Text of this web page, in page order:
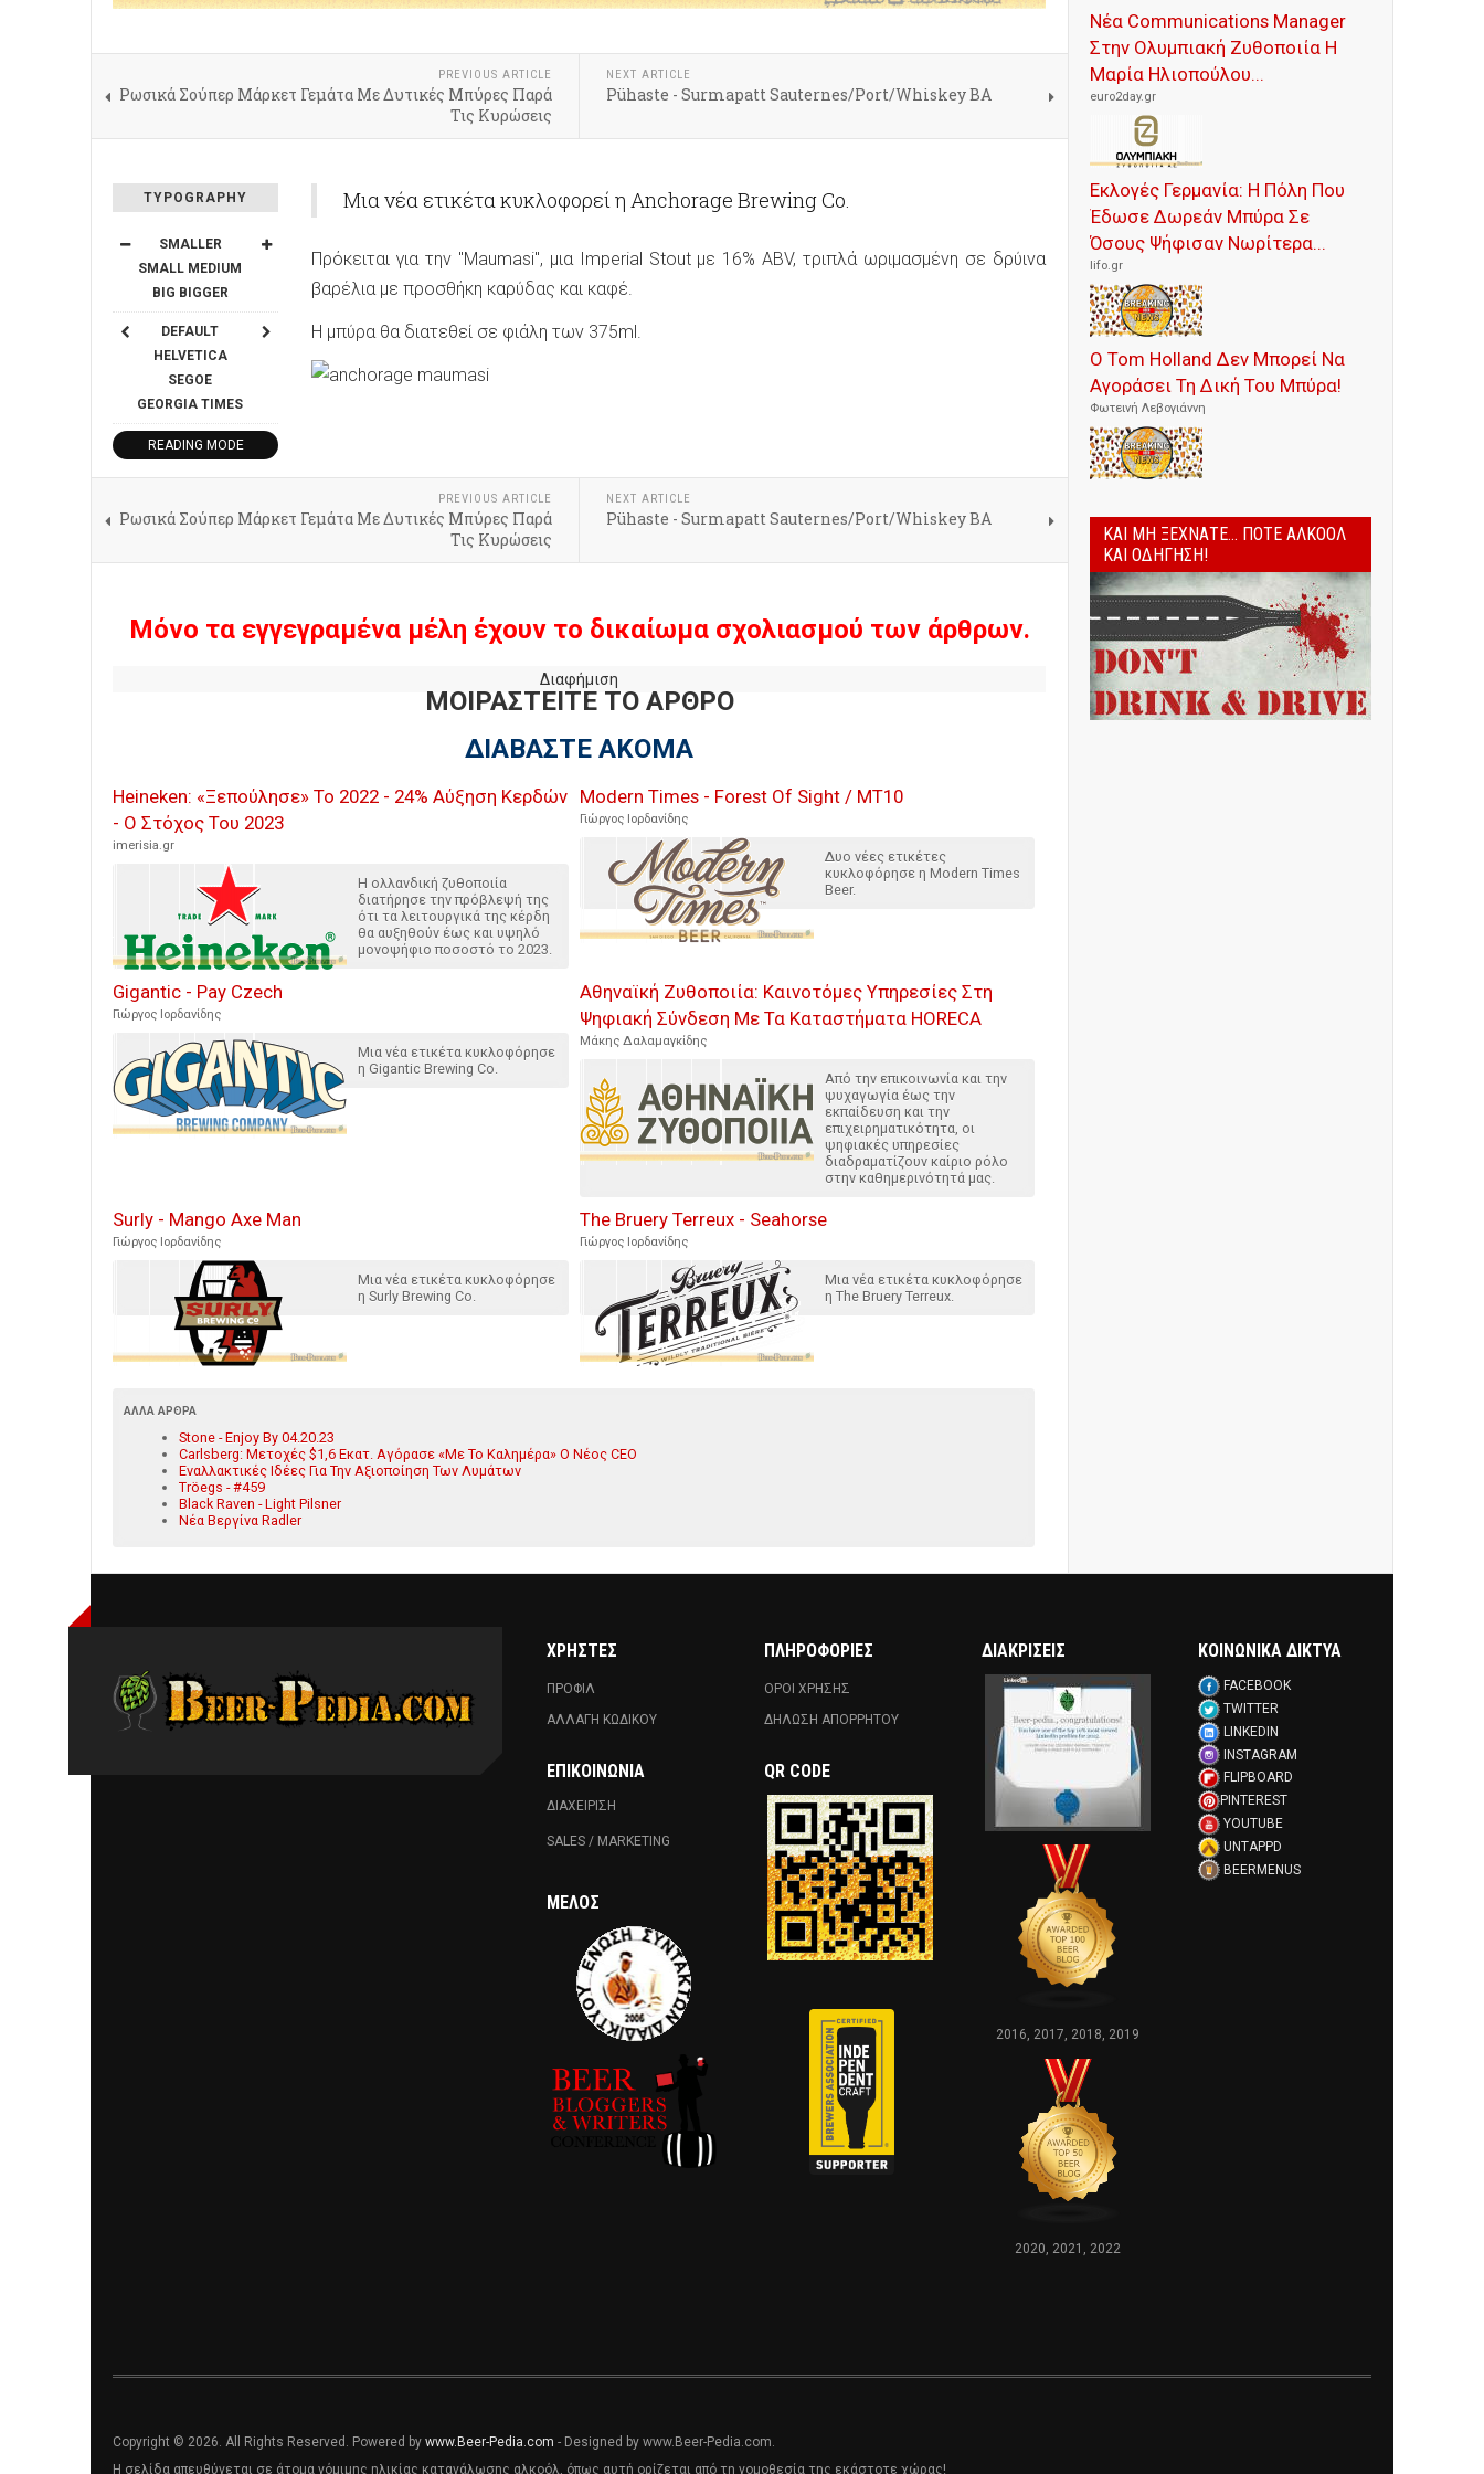
PREVIOUS ARTICLE
Ρωσικά Σούπερ Μάρκετ Γεμάτα Με Δυτικές Μπύρες Παρά
Τις Κυρώσεις
NEXT ARTICLE
Pühaste - Surmapatt Sauternes/Port/Whiskey BA
TYPOGRAPHY
SMALLER
SMALL MEDIUM
BIG BIGGER
DEFAULT
HELVETICA
SEGOE
GEORGIA TIMES
READING MODE
Μια νέα ετικέτα κυκλοφορεί η Anchorage Brewing Co.
Πρόκειται για την "Maumasi", μια Imperial Stout με 16% ABV, τριπλά ωριμασμένη σε δρύινα
βαρέλια με προσθήκη καρύδας και καφέ.
Η μπύρα θα διατεθεί σε φιάλη των 375ml.
PREVIOUS ARTICLE
Ρωσικά Σούπερ Μάρκετ Γεμάτα Με Δυτικές Μπύρες Παρά
Τις Κυρώσεις
NEXT ARTICLE
Pühaste - Surmapatt Sauternes/Port/Whiskey BA
Μόνο τα εγγεγραμένα μέλη έχουν το δικαίωμα σχολιασμού των άρθρων.
Διαφήμιση
ΜΟΙΡΑΣΤΕΙΤΕ ΤΟ ΑΡΘΡΟ
ΔΙΑΒΑΣΤΕ ΑΚΟΜΑ
Heineken: «Ξεπούλησε» Το 2022 - 24% Αύξηση Κερδών
- Ο Στόχος Του 2023
imerisia.gr
Η ολλανδική ζυθοποιία
διατήρησε την πρόβλεψή της
ότι τα λειτουργικά της κέρδη
θα αυξηθούν έως και υψηλό
μονοψήφιο ποσοστό το 2023.
Modern Times - Forest Of Sight / MT10
Γιώργος Ιορδανίδης
Δυο νέες ετικέτες
κυκλοφόρησε η Modern Times
Beer.
Gigantic - Pay Czech
Γιώργος Ιορδανίδης
Μια νέα ετικέτα κυκλοφόρησε
η Gigantic Brewing Co.
Αθηναϊκή Ζυθοποιία: Καινοτόμες Υπηρεσίες Στη
Ψηφιακή Σύνδεση Με Τα Καταστήματα HORECA
Μάκης Δαλαμαγκίδης
Από την επικοινωνία και την
ψυχαγωγία έως την
εκπαίδευση και την
επιχειρηματικότητα, οι
ψηφιακές υπηρεσίες
διαδραματίζουν καίριο ρόλο
στην καθημερινότητά μας.
Surly - Mango Axe Man
Γιώργος Ιορδανίδης
Μια νέα ετικέτα κυκλοφόρησε
η Surly Brewing Co.
The Bruery Terreux - Seahorse
Γιώργος Ιορδανίδης
Μια νέα ετικέτα κυκλοφόρησε
η The Bruery Terreux.
ΆΛΛΑ ΆΡΘΡΑ
Stone - Enjoy By 04.20.23
Carlsberg: Μετοχές $1,6 Εκατ. Αγόρασε «Με Το Καλημέρα» Ο Νέος CEO
Εναλλακτικές Ιδέες Για Την Αξιοποίηση Των Λυμάτων
Tröegs - #459
Black Raven - Light Pilsner
Νέα Βεργίνα Radler
Νέα Communications Manager
Στην Ολυμπιακή Ζυθοποιία Η
Μαρία Ηλιοπούλου...
euro2day.gr
Εκλογές Γερμανία: Η Πόλη Που
Έδωσε Δωρεάν Μπύρα Σε
Όσους Ψήφισαν Νωρίτερα...
lifo.gr
Ο Tom Holland Δεν Μπορεί Να
Αγοράσει Τη Δική Του Μπύρα!
Φωτεινή Λεβογιάννη
ΚΑΙ ΜΗ ΞΕΧΝΆΤΕ... ΠΟΤΈ ΑΛΚΟΌΛ
ΚΑΙ ΟΔΉΓΗΣΗ!
ΧΡΗΣΤΕΣ
ΠΡΟΦΙΛ
ΑΛΛΑΓΗ ΚΩΔΙΚΟΥ
ΕΠΙΚΟΙΝΩΝΊΑ
ΔΙΑΧΕΙΡΙΣΗ
SALES / MARKETING
ΜΈΛΟΣ
ΠΛΗΡΟΦΟΡΙΕΣ
ΟΡΟΙ ΧΡΗΣΗΣ
ΔΗΛΩΣΗ ΑΠΟΡΡΗΤΟΥ
QR CODE
ΔΙΑΚΡΊΣΕΙΣ
2016, 2017, 2018, 2019
2020, 2021, 2022
ΚΟΙΝΩΝΙΚΑ ΔΙΚΤΥΑ
FACEBOOK
TWITTER
LINKEDIN
INSTAGRAM
FLIPBOARD
PINTEREST
YOUTUBE
UNTAPPD
BEERMENUS
Copyright © 2026. All Rights Reserved. Powered by www.Beer-Pedia.com - Designed by www.Beer-Pedia.com.
Η σελίδα απευθύνεται σε άτομα νόμιμης ηλικίας κατανάλωσης αλκοόλ, όπως αυτή ορίζεται από τη νομοθεσία της εκάστοτε χώρας!